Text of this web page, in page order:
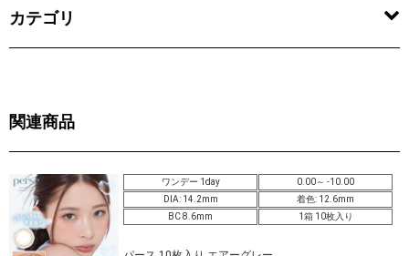
カテゴリ
関連商品
ワンデー 1day
0.00～ -10.00
DIA: 14.2mm
着色: 12.6mm
BC 8.6mm
1箱 10枚入り